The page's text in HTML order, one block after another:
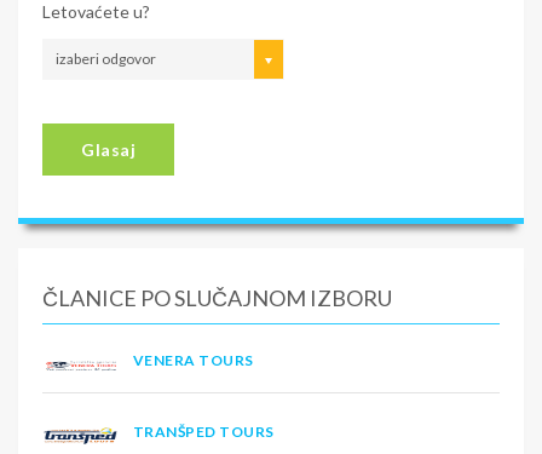
Letovaćete u?
izaberi odgovor
Glasaj
ČLANICE PO SLUČAJNOM IZBORU
VENERA TOURS
TRANŠPED TOURS